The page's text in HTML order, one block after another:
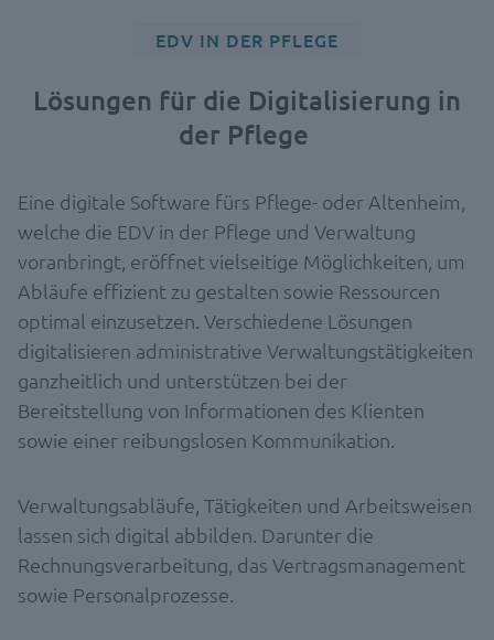
EDV IN DER PFLEGE
Lösungen für die Digitalisierung in
der Pflege
Eine digitale Software fürs Pflege- oder Altenheim,
welche die EDV in der Pflege und Verwaltung
voranbringt, eröffnet vielseitige Möglichkeiten, um
Abläufe effizient zu gestalten sowie Ressourcen
optimal einzusetzen. Verschiedene Lösungen
digitalisieren administrative Verwaltungstätigkeiten
ganzheitlich und unterstützen bei der
Bereitstellung von Informationen des Klienten
sowie einer reibungslosen Kommunikation.
Verwaltungsabläufe, Tätigkeiten und Arbeitsweisen
lassen sich digital abbilden. Darunter die
Rechnungsverarbeitung, das Vertragsmanagement
sowie Personalprozesse.